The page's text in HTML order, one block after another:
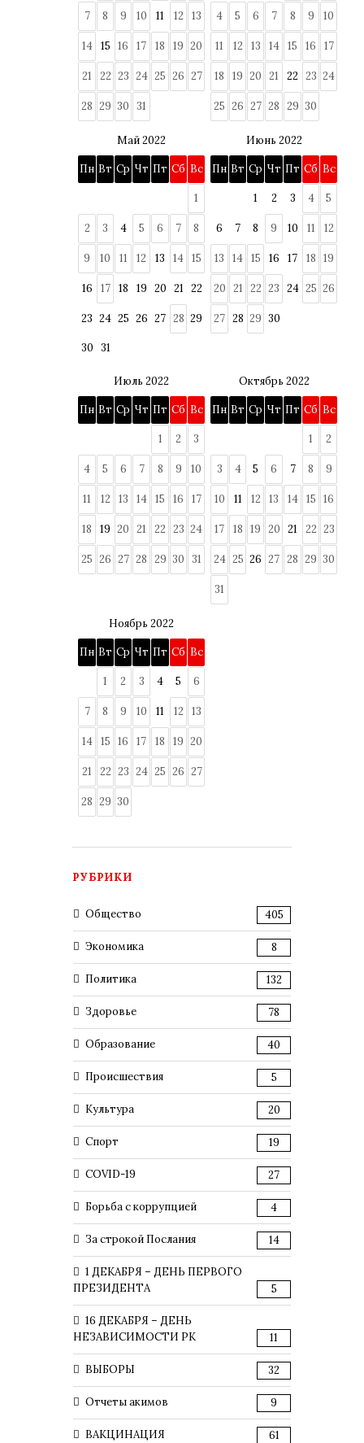
7 8 9 10 11 12 13
14 15 16 17 18 19 20
21 22 23 24 25 26 27
28 29 30 31
4 5 6 7 8 9 10
11 12 13 14 15 16 17
18 19 20 21 22 23 24
25 26 27 28 29 30
Май 2022
Пн Вт Ср Чт Пт Сб Вс
1
2 3 4 5 6 7 8
9 10 11 12 13 14 15
16 17 18 19 20 21 22
23 24 25 26 27 28 29
30 31
Июнь 2022
Пн Вт Ср Чт Пт Сб Вс
1 2 3 4 5
6 7 8 9 10 11 12
13 14 15 16 17 18 19
20 21 22 23 24 25 26
27 28 29 30
Июль 2022
Пн Вт Ср Чт Пт Сб Вс
1 2 3
4 5 6 7 8 9 10
11 12 13 14 15 16 17
18 19 20 21 22 23 24
25 26 27 28 29 30 31
Октябрь 2022
Пн Вт Ср Чт Пт Сб Вс
1 2
3 4 5 6 7 8 9
10 11 12 13 14 15 16
17 18 19 20 21 22 23
24 25 26 27 28 29 30
31
Ноябрь 2022
Пн Вт Ср Чт Пт Сб Вс
1 2 3 4 5 6
7 8 9 10 11 12 13
14 15 16 17 18 19 20
21 22 23 24 25 26 27
28 29 30
РУБРИКИ
Общество 405
Экономика 8
Политика 132
Здоровье 78
Образование 40
Происшествия 5
Культура 20
Спорт 19
COVID-19 27
Борьба с коррупцией 4
За строкой Послания 14
1 ДЕКАБРЯ – ДЕНЬ ПЕРВОГО
ПРЕЗИДЕНТА
5
16 ДЕКАБРЯ – ДЕНЬ
НЕЗАВИСИМОСТИ РК
11
ВЫБОРЫ 32
Отчеты акимов 9
ВАКЦИНАЦИЯ 61